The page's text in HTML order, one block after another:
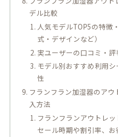
デル比較
人気モデルTOP5の特徴
式・デザインなど）
実ユーザーの口コミ・評
モデル別おすすめ利用
性
フランフラン加湿器のア
入方法
フランフランアウトレ
セール時期や割引率、